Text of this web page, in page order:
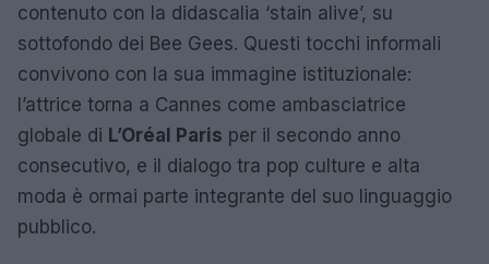
contenuto con la didascalia ‘stain alive’, su
sottofondo dei Bee Gees. Questi tocchi informali
convivono con la sua immagine istituzionale:
l’attrice torna a Cannes come ambasciatrice
globale di L’Oréal Paris per il secondo anno
consecutivo, e il dialogo tra pop culture e alta
moda è ormai parte integrante del suo linguaggio
pubblico.